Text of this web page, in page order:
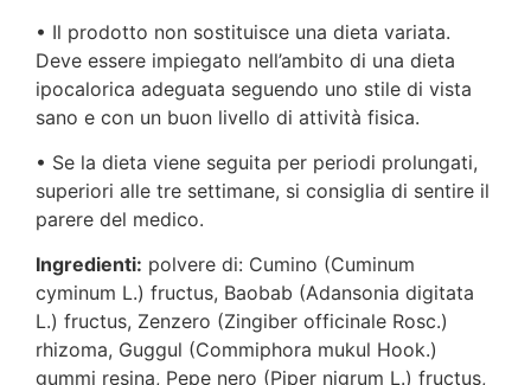
• Il prodotto non sostituisce una dieta variata.
Deve essere impiegato nell’ambito di una dieta
ipocalorica adeguata seguendo uno stile di vista
sano e con un buon livello di attività fisica.
• Se la dieta viene seguita per periodi prolungati,
superiori alle tre settimane, si consiglia di sentire il
parere del medico.
Ingredienti: polvere di: Cumino (Cuminum
cyminum L.) fructus, Baobab (Adansonia digitata
L.) fructus, Zenzero (Zingiber officinale Rosc.)
rhizoma, Guggul (Commiphora mukul Hook.)
gummi resina, Pepe nero (Piper nigrum L.) fructus,